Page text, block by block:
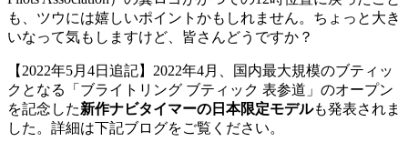
も、ツウには嬉しいポイントかもしれません。ちょっと大き
いなって気もしますけど、皆さんどうですか？
【2022年5月4日追記】2022年4月、国内最大規模のブティッ
クとなる「ブライトリング ブティック 表参道」のオープン
を記念した新作ナビタイマーの日本限定モデルも発表されま
した。詳細は下記ブログをご覧ください。